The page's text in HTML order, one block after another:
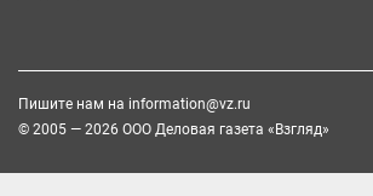
Пишите нам на information@vz.ru
© 2005 — 2026 ООО Деловая газета «Взгляд»